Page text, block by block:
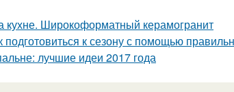
кухне. Широкоформатный керамогранит
к сезону с помощью
лучшие идеи 2017 года